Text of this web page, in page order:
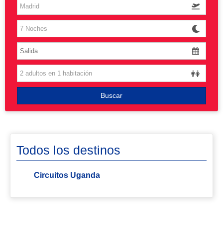
Islas
Caribe
Grandes Viajes
Buscar
Todos los destinos
Circuitos Uganda